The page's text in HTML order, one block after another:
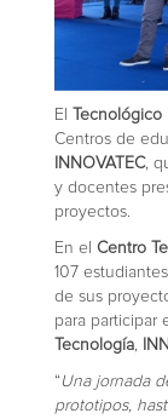
El Tecnológico
Centros de
INNOVATEC,
y docentes
proyectos.
En el Centro
107
de sus
para participar
Tecnología
“ Una jornada
prototipos,